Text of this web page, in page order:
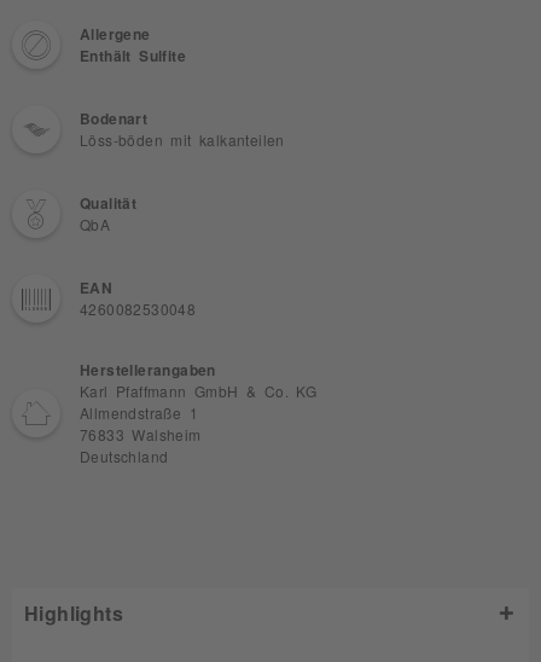
Allergene
Enthält Sulfite
Bodenart
Löss-böden mit kalkanteilen
Qualität
QbA
EAN
4260082530048
Herstellerangaben
Karl Pfaffmann GmbH & Co. KG
Allmendstraße 1
76833 Walsheim
Deutschland
Highlights